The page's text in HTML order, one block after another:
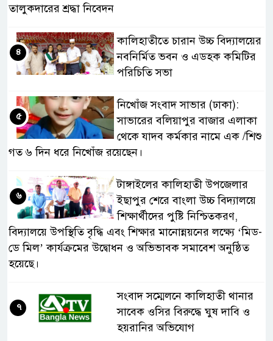
তালুকদারের শ্রদ্ধা নিবেদন
কালিহাতীতে চারান উচ্চ বিদ্যালয়ের
নবনির্মিত ভবন ও এডহক কমিটির
পরিচিতি সভা
৪
নিখোঁজ সংবাদ সাভার (ঢাকা):
সাভারের বলিয়াপুর বাজার এলাকা
থেকে যাদব কর্মকার নামে এক /শিশু
গত ৬ দিন ধরে নিখোঁজ রয়েছেন।
৫
টাঙ্গাইলের কালিহাতী উপজেলার
ইছাপুর শেরে বাংলা উচ্চ বিদ্যালয়ে
শিক্ষার্থীদের পুষ্টি নিশ্চিতকরণ,
বিদ্যালয়ে উপস্থিতি বৃদ্ধি এবং শিক্ষার মানোন্নয়নের লক্ষ্যে ‘মিড-
ডে মিল’ কার্যক্রমের উদ্বোধন ও অভিভাবক সমাবেশ অনুষ্ঠিত
হয়েছে।
৬
সংবাদ সম্মেলনে কালিহাতী থানার
সাবেক ওসির বিরুদ্ধে ঘুষ দাবি ও
হয়রানির অভিযোগ
৭